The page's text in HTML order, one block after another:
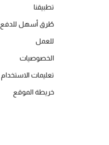
تطبيقنا
طُرق أسهل للدفع
للعمل
الخصوصيات
تعليمات الاستخدام
خريطة الموقع